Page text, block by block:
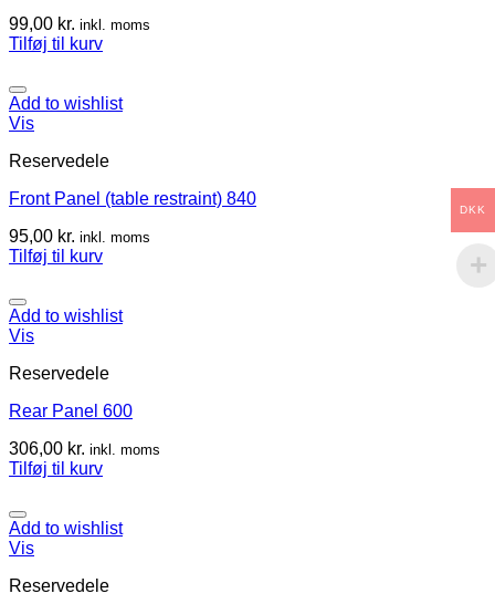
99,00 kr. inkl. moms
Tilføj til kurv
Add to wishlist
Vis
Reservedele
Front Panel (table restraint) 840
95,00 kr. inkl. moms
Tilføj til kurv
Add to wishlist
Vis
Reservedele
Rear Panel 600
306,00 kr. inkl. moms
Tilføj til kurv
Add to wishlist
Vis
Reservedele
DKK